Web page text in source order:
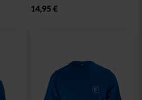
14,95 €